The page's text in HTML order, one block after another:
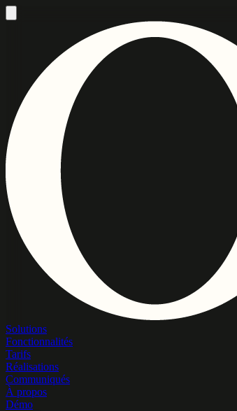
Solutions
Fonctionnalités
Tarifs
Réalisations
Communiqués
À propos
Démo